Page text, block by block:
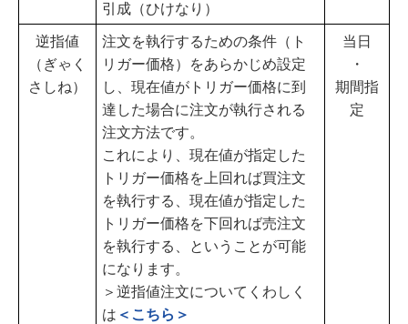
引成（ひけなり）
逆指値
（ぎゃく
さしね）
注文を執行するための条件（ト
リガー価格）をあらかじめ設定
し、現在値がトリガー価格に到
達した場合に注文が執行される
注文方法です。
これにより、現在値が指定した
トリガー価格を上回れば買注文
を執行する、現在値が指定した
トリガー価格を下回れば売注文
を執行する、ということが可能
になります。
＞逆指値注文についてくわしく
は ＜こちら＞
当日
・
期間指
定